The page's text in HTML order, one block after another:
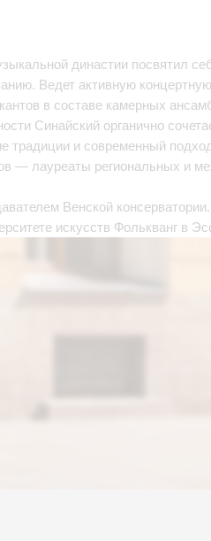
династии посвятил
Ведет активную
в составе камерных
Синайский органично
традиции и современный
— лауреаты региональных и
Венской
искусств Фолькванг в